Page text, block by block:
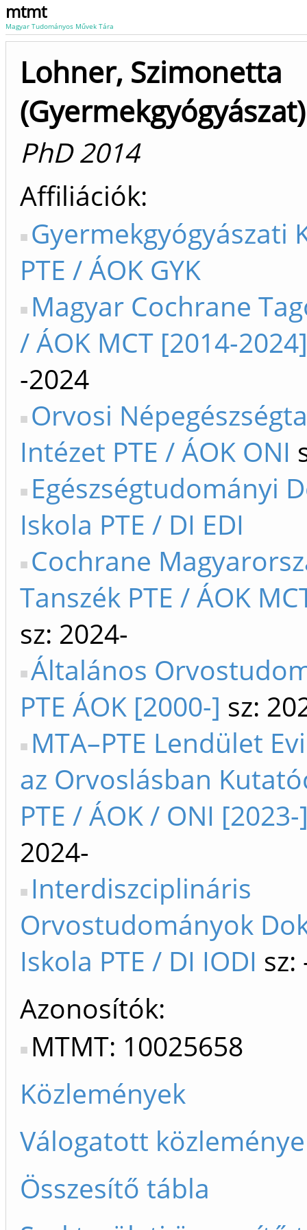
mtmt
Magyar Tudományos Művek Tára
Lohner, Szimonetta
(Gyermekgyógyászat)
PhD 2014
Affiliációk
Gyermekgyógyászati
PTE / ÁOK GYK
Magyar Cochrane
/ ÁOK MCT [2014-2024]
-2024
Orvosi
Intézet PTE / ÁOK ONI
Egészségtudományi
Iskola PTE / DI EDI
Cochrane
Tanszék PTE / ÁOK
sz: 2024-
Általános
PTE ÁOK [2000-] sz:
MTA–PTE Lendület
az Orvoslásban
PTE / ÁOK / ONI
2024-
Interdiszciplináris
Orvostudományok
Iskola PTE / DI IODI sz:
Azonosítók
MTMT: 10025658
Közlemények
Válogatott
Összesítő tábla